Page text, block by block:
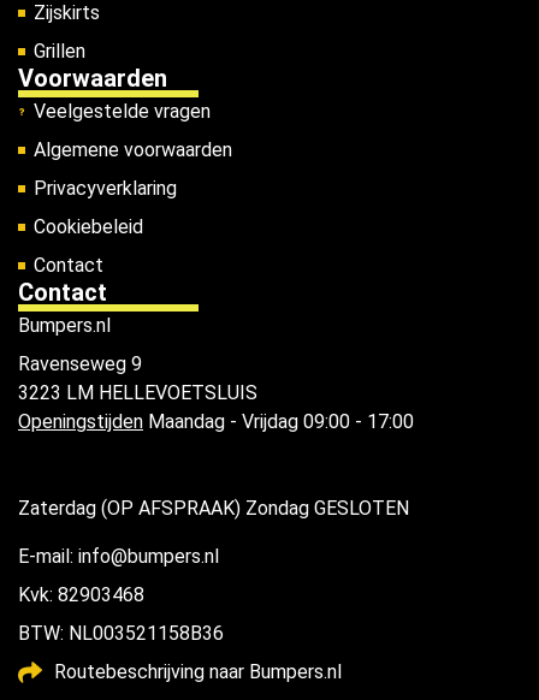
Zijskirts
Grillen
Voorwaarden
Veelgestelde vragen
Algemene voorwaarden
Privacyverklaring
Cookiebeleid
Contact
Contact
Bumpers.nl
Ravenseweg 9
3223 LM HELLEVOETSLUIS
Openingstijden Maandag - Vrijdag 09:00 - 17:00
Zaterdag (OP AFSPRAAK) Zondag GESLOTEN
E-mail: info@bumpers.nl
Kvk: 82903468
BTW: NL003521158B36
Routebeschrijving naar Bumpers.nl